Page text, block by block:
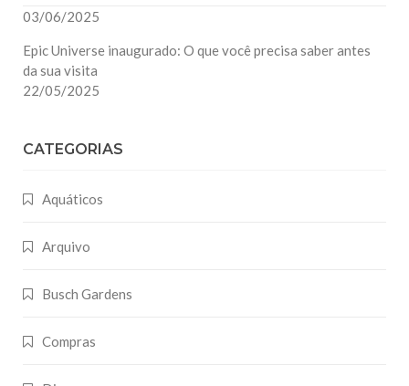
03/06/2025
Epic Universe inaugurado: O que você precisa saber antes
da sua visita
22/05/2025
CATEGORIAS
Aquáticos
Arquivo
Busch Gardens
Compras